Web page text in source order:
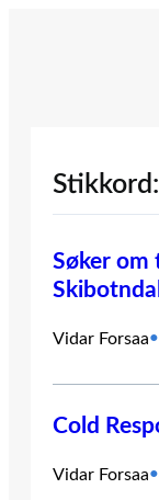
Stikkord:
Søker
Vidar Forsaa•
Cold
Vidar Forsaa•